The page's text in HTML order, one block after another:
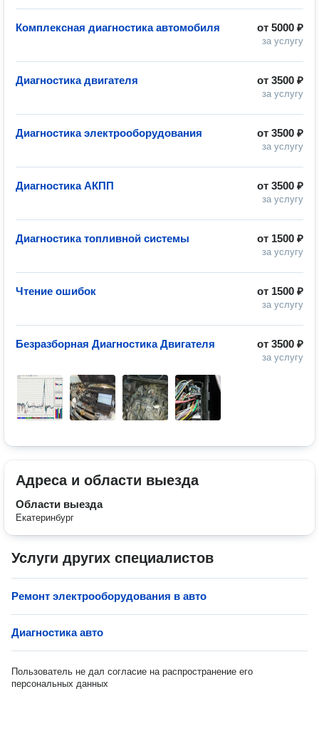
от 5000 ₽
за услугу
Комплексная диагностика автомобиля
от 3500 ₽
за услугу
Диагностика двигателя
от 3500 ₽
за услугу
Диагностика электрооборудования
от 3500 ₽
за услугу
Диагностика АКПП
от 1500 ₽
за услугу
Диагностика топливной системы
от 1500 ₽
за услугу
Чтение ошибок
от 3500 ₽
за услугу
Безразборная Диагностика Двигателя
Адреса и области выезда
Области выезда
Екатеринбург
Услуги других специалистов
Ремонт электрооборудования в авто
Диагностика авто
Пользователь не дал согласие на распространение его
персональных данных